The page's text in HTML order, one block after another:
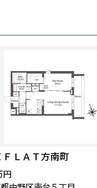
ＦＬＡＴ方南町
円